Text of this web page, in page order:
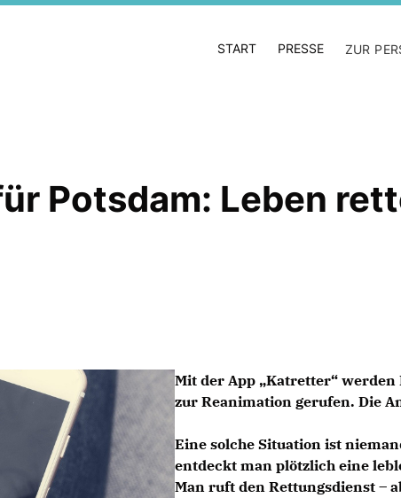
START PRESSE ZUR
Potsdam: Leben
Mit der App „Katretter“
zur Reanimation gerufen. Die
Eine solche Situation ist
entdeckt man plötzlich eine
Man ruft den Rettungsdienst –